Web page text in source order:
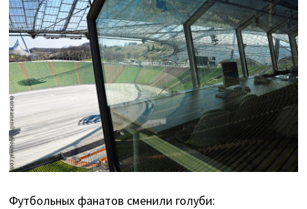
Футбольных фанатов сменили голуби: